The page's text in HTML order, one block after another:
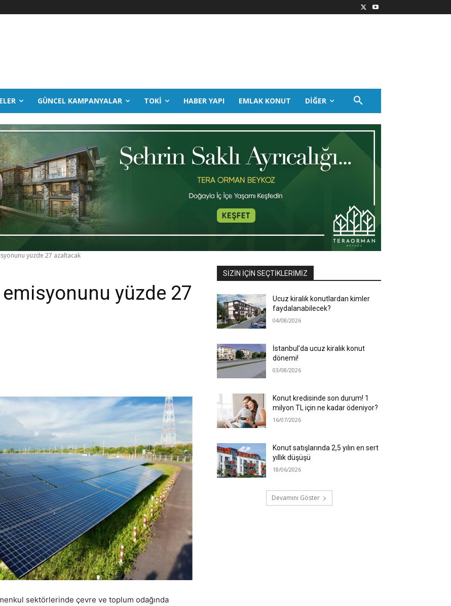
GÜNCEL KAMPANYALAR TOKİ HABER YAPI EMLAK KONUT DIĞER
yüzde 27 azaltacak
yüzde 27
sektörlerinde çevre ve toplum odağında
SIZIN İÇIN SEÇTIKLERIMIZ
Ucuz kiralık konutlardan kimler
faydalanabilecek?
04/08/2026
İstanbul’da ucuz kiralık konut
dönemi!
03/08/2026
Konut kredisinde son durum! 1
milyon TL için ne kadar ödeniyor?
16/07/2026
Konut satışlarında 2,5 yılın en sert
yıllık düşüşü
18/06/2026
Devamını Göster